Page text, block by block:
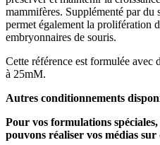
mammifères. Supplémenté par
permet également la prolifération
embryonnaires de souris.
Cette référence est formulée
à 25mM.
Autres conditionnements
Pour vos formulations
pouvons réaliser vos médias sur